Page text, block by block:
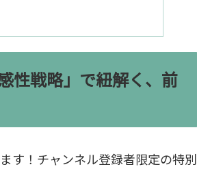
性戦略」で紐解く、前
す！チャンネル登録者限定の特別